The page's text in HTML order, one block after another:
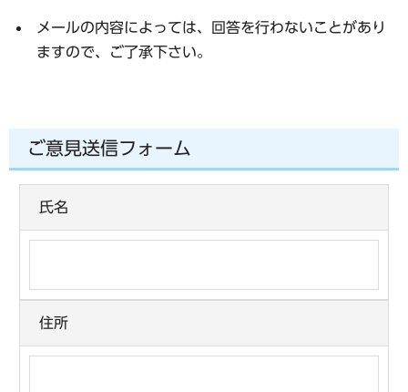
メールの内容によっては、回答を行わないことがあり
ますので、ご了承下さい。
ご意見送信フォーム
氏名
住所